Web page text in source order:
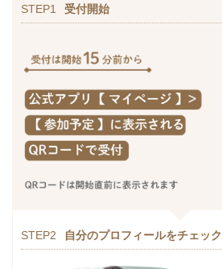
STEP1 受付開始
STEP2 自分のプロフィールをチェック